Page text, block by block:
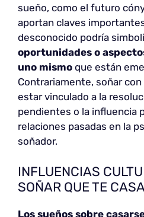
sueño, como el futuro
aportan claves
desconocido podría
oportunidades o
uno mismo que están
Contrariamente, soñar
estar vinculado a la
pendientes o la influencia
relaciones pasadas en la
soñador.
INFLUENCIAS
SOÑAR QUE TE
Los sueños sobre